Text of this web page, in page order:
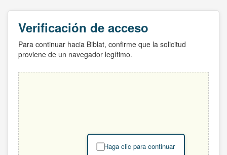
Verificación de acceso
Para continuar hacia Biblat, confirme que la solicitud
proviene de un navegador legítimo.
Haga clic para continuar